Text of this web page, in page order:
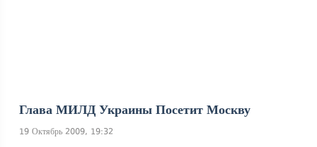
Глава МИЛД Украины Посетит Москву
19 Октябрь 2009, 19:32